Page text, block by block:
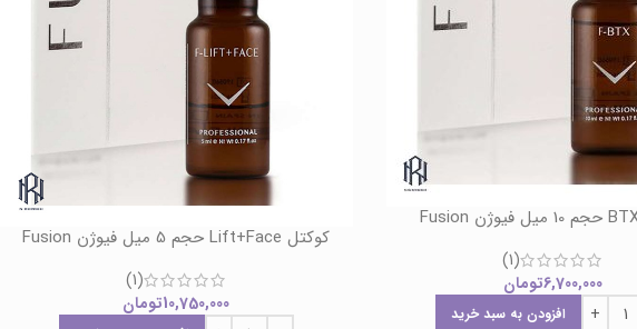
(1)
6,700,000تومان
افزودن به سبد خرید
کوکتل Lift+Face حجم 5 میل فیوژن Fusion
(1)
10,750,000تومان